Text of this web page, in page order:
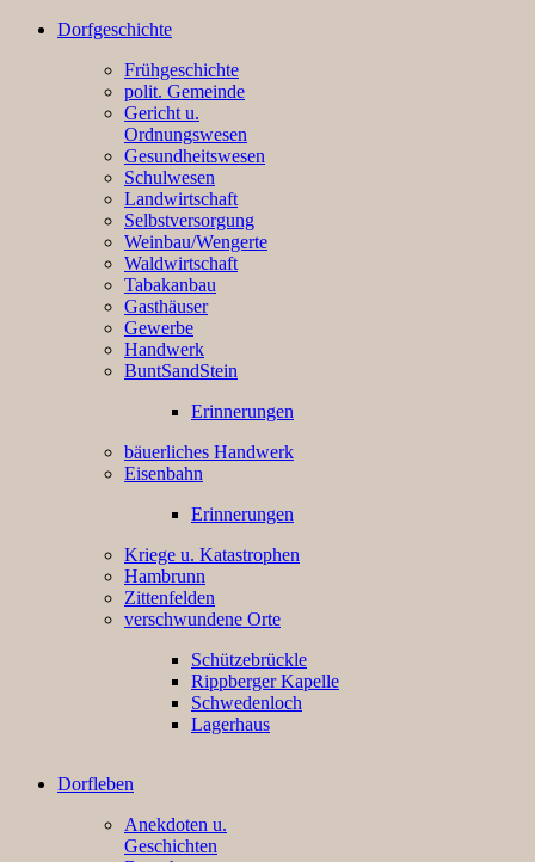
Dorfgeschichte
Frühgeschichte
polit. Gemeinde
Gericht u.
Ordnungswesen
Gesundheitswesen
Schulwesen
Landwirtschaft
Selbstversorgung
Weinbau/Wengerte
Waldwirtschaft
Tabakanbau
Gasthäuser
Gewerbe
Handwerk
BuntSandStein
Erinnerungen
bäuerliches Handwerk
Eisenbahn
Erinnerungen
Kriege u. Katastrophen
Hambrunn
Zittenfelden
verschwundene Orte
Schützebrückle
Rippberger Kapelle
Schwedenloch
Lagerhaus
Dorfleben
Anekdoten u.
Geschichten